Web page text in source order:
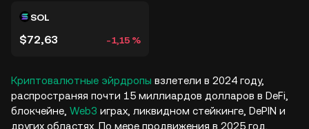
SOL
$72,63 -1,15 %
Криптовалютные эйрдропы взлетели в 2024 году,
распространяя почти 15 миллиардов долларов в DeFi,
блокчейне, Web3 играх, ликвидном стейкинге, DePIN и
других областях. По мере продвижения в 2025 год,